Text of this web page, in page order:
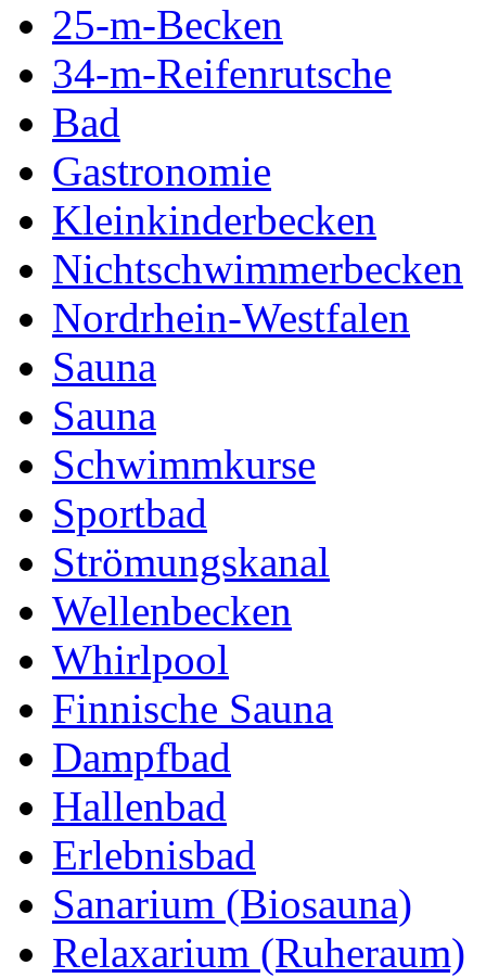
25-m-Becken
34-m-Reifenrutsche
Bad
Gastronomie
Kleinkinderbecken
Nichtschwimmerbecken
Nordrhein-Westfalen
Sauna
Sauna
Schwimmkurse
Sportbad
Strömungskanal
Wellenbecken
Whirlpool
Finnische Sauna
Dampfbad
Hallenbad
Erlebnisbad
Sanarium (Biosauna)
Relaxarium (Ruheraum)